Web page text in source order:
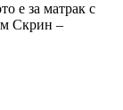
е за матрак с
Скрин –